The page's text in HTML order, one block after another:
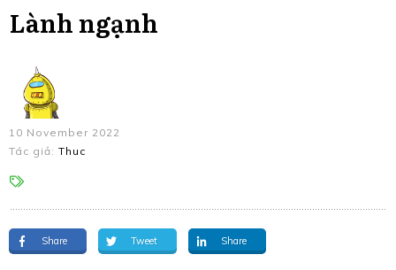
Lành ngạnh
10 November 2022
Tác giả: Thuc
Share Tweet Share